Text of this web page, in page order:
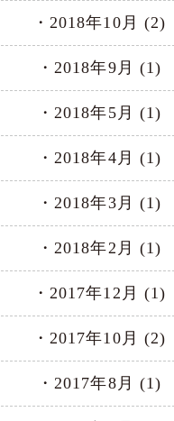
2018年10月 (2)
2018年9月 (1)
2018年5月 (1)
2018年4月 (1)
2018年3月 (1)
2018年2月 (1)
2017年12月 (1)
2017年10月 (2)
2017年8月 (1)